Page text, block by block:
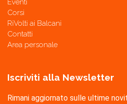
Eventi
Corsi
RiVolti ai Balcani
Contatti
Area personale
Iscriviti alla Newsletter
Rimani aggiornato sulle ultime